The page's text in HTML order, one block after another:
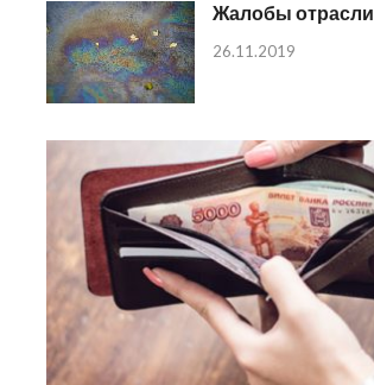
Жалобы отрасли
26.11.2019